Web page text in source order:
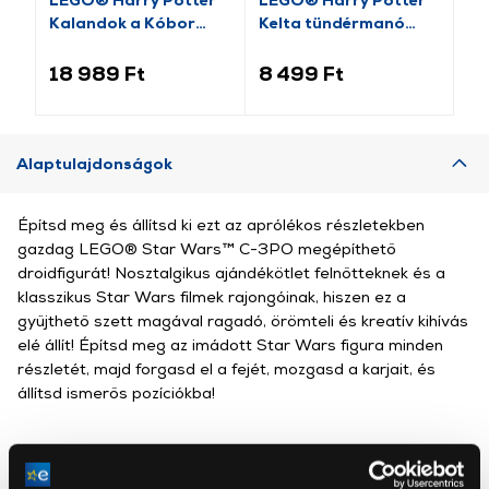
Kalandok a Kóbor
(76446)
18 989 Ft
Kelta tündérmanó
8 499 Ft
Alaptulajdonságok
Építsd meg és állítsd ki ezt az aprólékos részletekben
gazdag LEGO® Star Wars™ C-3PO megépíthető
droidfigurát! Nosztalgikus ajándékötlet felnőtteknek és a
klasszikus Star Wars filmek rajongóinak, hiszen ez a
gyűjthető szett magával ragadó, örömteli és kreatív kihívás
elé állít! Építsd meg az imádott Star Wars figura minden
részletét, majd forgasd el a fejét, mozgasd a karjait, és
állítsd ismerős pozíciókba!